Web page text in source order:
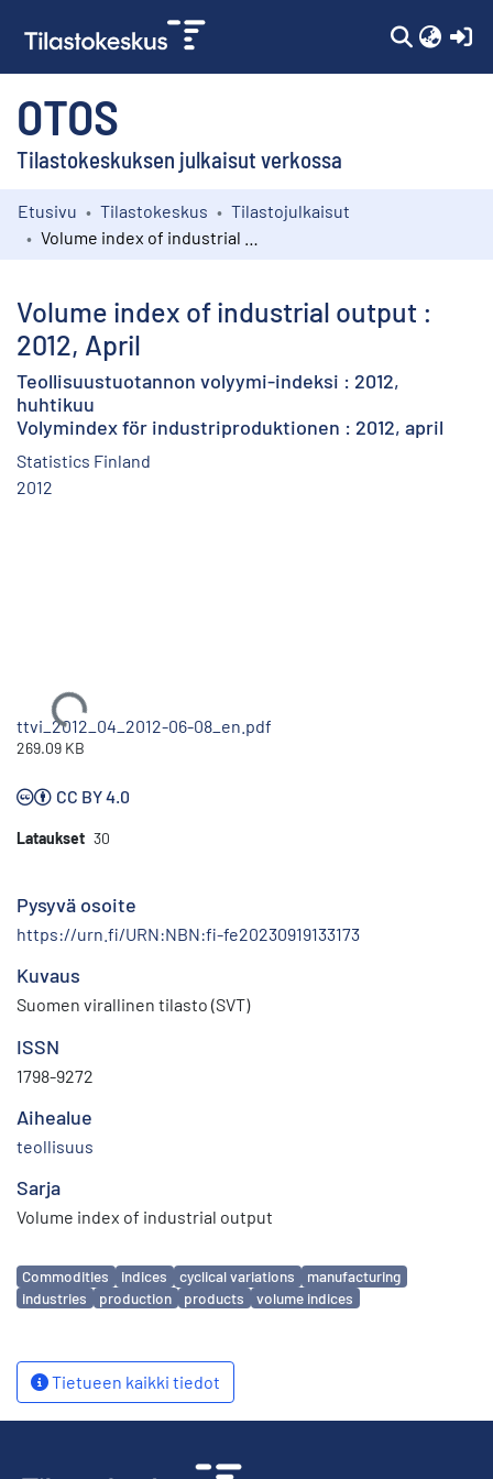
OTOS
Tilastokeskuksen julkaisut verkossa
Kokoelmat
Etusivu Tilastokeskus
Tilastojulkaisut
Volume index of industrial output :
2012, April
Teollisuustuotannon volyymi-indeksi : 2012,
huhtikuu
Volymindex för industriproduktionen : 2012, april
Statistics Finland
2012
Ladataan...
ttvi_2012_04_2012-06-08_en.pdf
269.09 KB
CC BY 4.0
Lataukset 30
Pysyvä osoite
https://urn.fi/URN:NBN:fi-fe20230919133173
Kuvaus
Suomen virallinen tilasto (SVT)
ISSN
1798-9272
Aihealue
teollisuus
Sarja
Volume index of industrial output
Avainsanat
Commodities indices cyclical variations
manufacturing
industries
production products volume indices
Tietueen kaikki tiedot